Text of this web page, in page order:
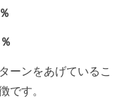
ーンをあげているこ
です。